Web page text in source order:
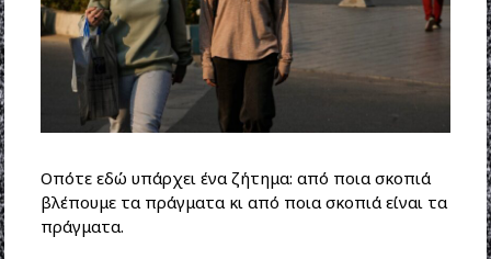
Οπότε εδώ υπάρχει ένα ζήτημα: από ποια σκοπιά
βλέπουμε τα πράγματα κι από ποια σκοπιά είναι τα
πράγματα.